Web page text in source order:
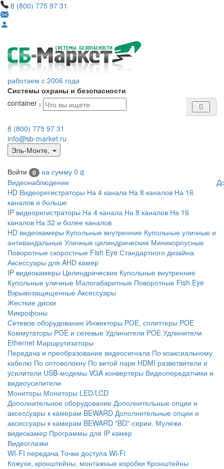
8 (800) 775 97 31
работаем с 2006 года
Системы охраны и безопасности
container×
8 (800) 775 97 31
info@sb-market.ru
Эль-Монте,
Войти 0 на сумму 0 q
Видеонаблюдение
HD Видеорегистраторы На 4 канала На 8 каналов На 16
каналов и больше
IP видеорегистраторы На 4 канала На 8 каналов На 16
каналов На 32 и более каналов
HD видеокамеры Купольные внутренние Купольные уличные и
антивандальные Уличные цилиндрические Миникорпусные
Поворотные скоростные Fish Eye Стандартного дизайна
Аксессуары для AHD камер
IP видеокамеры Цилиндрические Купольные внутренние
Купольные уличные Малогабаритные Поворотные Fish Eye
Взрывозащищенные Аксессуары
Жесткие диски
Микрофоны
Сетевое оборудование Инжекторы POE, сплиттеры POE
Коммутаторы POE и сетевые Удлинители POE Удлинители
Ethernet Маршрутизаторы
Передача и преобразование видеосигнала По коаксиальному
кабелю По оптоволокну По витой паре HDMI разветвители и
усилители USB-модемы VGA конвертеры Видеопередатчики и
видеоусилители
Мониторы Мониторы LED/LCD
Дополнительное оборудование Дополнительные опции и
аксессуары к камерам BEWARD Дополнительные опции и
аксессуары к камерам BEWARD "BD"-серии. Муляжи
видеокамер Программы для IP камер
Видеоглазки
WI-FI передача Точки доступа Wi-Fi
Кожухи, кронштейны, монтажные коробки Кронштейны